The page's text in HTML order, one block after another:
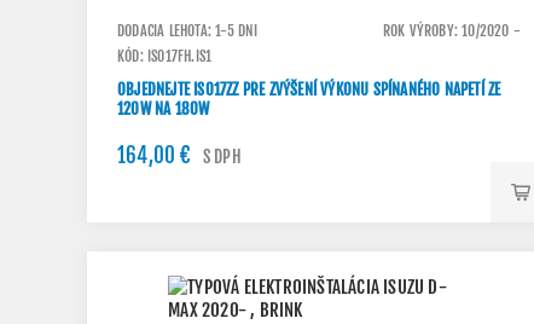
DODACIA LEHOTA: 1-5 DNI
ROK VÝROBY: 10/2020 -
KÓD: IS017FH.IS1
OBJEDNEJTE IS017ZZ PRE ZVÝŠENÍ VÝKONU SPÍNANÉHO NAPETÍ ZE
120W NA 180W
164,00 € S DPH